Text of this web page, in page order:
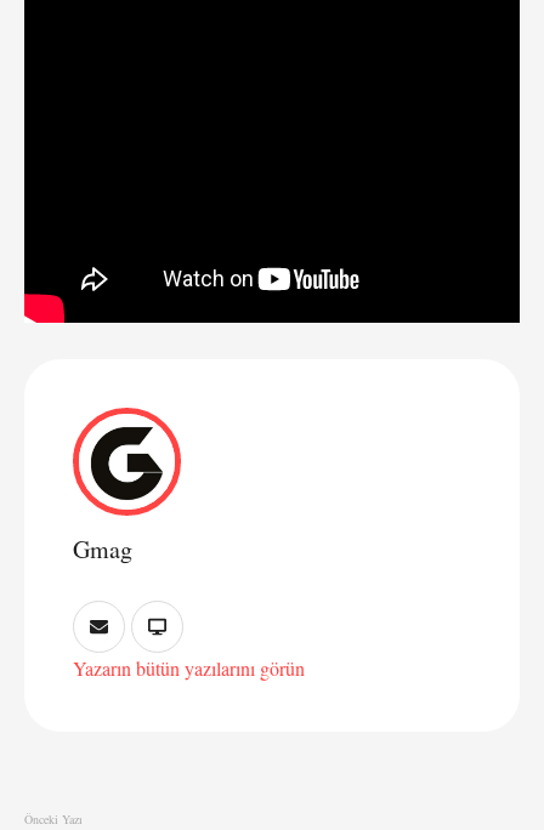
Gmag
Yazarın bütün yazılarını görün
Önceki Yazı